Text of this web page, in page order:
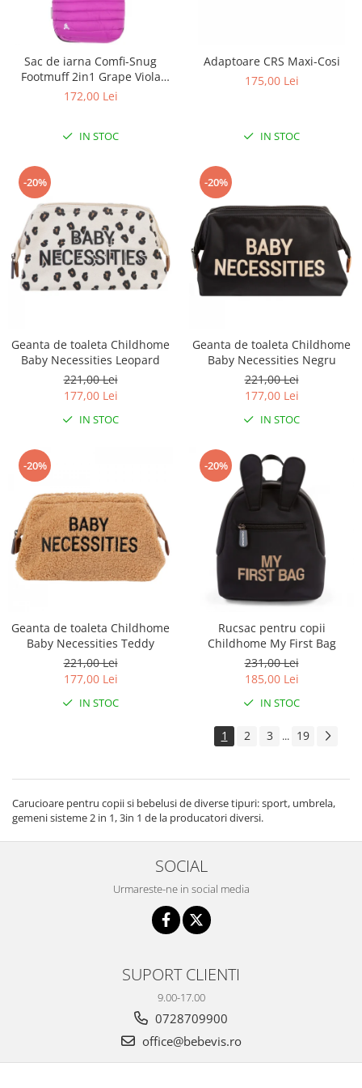
Sac de iarna Comfi-Snug
Footmuff 2in1 Grape Viola
843633
172,00 Lei
IN STOC
Adaptoare CRS Maxi-Cosi
175,00 Lei
IN STOC
-20%
Geanta de toaleta Childhome
Baby Necessities Leopard
221,00 Lei
177,00 Lei
IN STOC
-20%
Geanta de toaleta Childhome
Baby Necessities Negru
221,00 Lei
177,00 Lei
IN STOC
-20%
Geanta de toaleta Childhome
Baby Necessities Teddy
221,00 Lei
177,00 Lei
IN STOC
-20%
Rucsac pentru copii
Childhome My First Bag
231,00 Lei
185,00 Lei
IN STOC
1 2 3 ... 19
Carucioare pentru copii si bebelusi de diverse tipuri: sport, umbrela,
gemeni sisteme 2 in 1, 3in 1 de la producatori diversi.
SOCIAL
Urmareste-ne in social media
SUPORT CLIENTI
9.00-17.00
0728709900
office@bebevis.ro